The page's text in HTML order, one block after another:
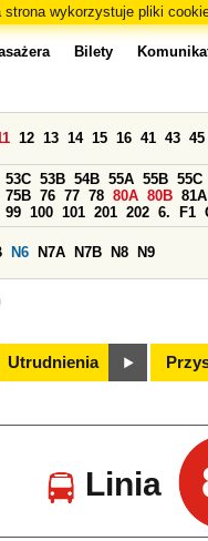
strona wykorzystuje pliki
Bilety
12 13 14 15 16 41 43 45
53C 53B 54B 55A 55B 55C
75B 76 77 78 80A 80B 81A
99 100 101 201 202 6. F1
N6 N7A N7B N8 N9
Utrudnienia
Linia